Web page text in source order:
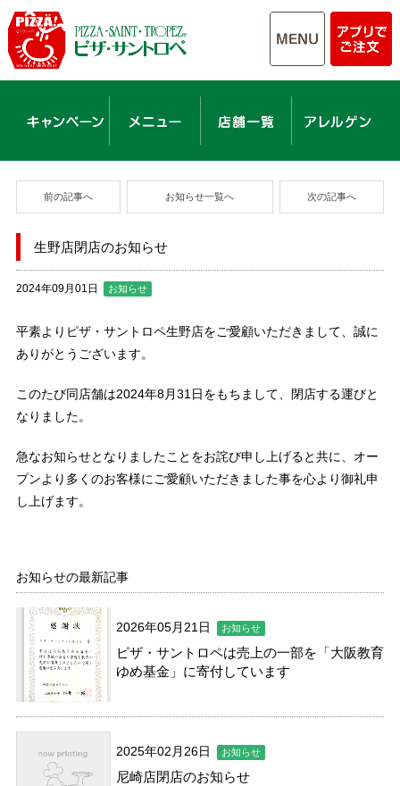
前の記事へ お知らせ一覧へ 次の記事へ
生野店閉店のお知らせ
2024年09月01日 お知らせ
平素よりピザ・サントロペ生野店をご愛顧いただきまして、誠に
ありがとうございます。
このたび同店舗は2024年8月31日をもちまして、閉店する運びと
なりました。
急なお知らせとなりましたことをお詫び申し上げると共に、オー
プンより多くのお客様にご愛顧いただきました事を心より御礼申
し上げます。
お知らせの最新記事
2026年05月21日 お知らせ
ピザ・サントロペは売上の一部を「大阪教育
ゆめ基金」に寄付しています
2025年02月26日 お知らせ
尼崎店閉店のお知らせ